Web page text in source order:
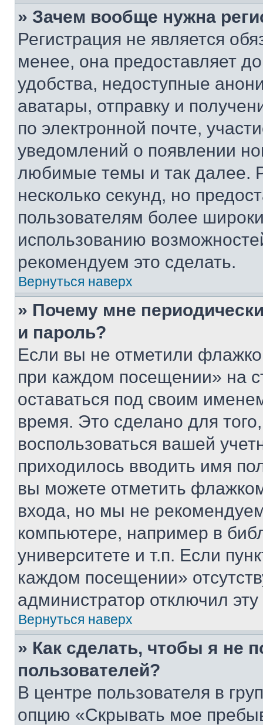
» Зачем вообще нужна
Регистрация не является
менее, она предоставляет
удобства, недоступные
аватары, отправку и
по электронной почте,
уведомлений о появлении
любимые темы и так далее.
несколько секунд, но
пользователям более
использованию
рекомендуем это сделать.
Вернуться наверх
» Почему мне
и пароль?
Если вы не отметили
при каждом посещении» на
оставаться под своим
время. Это сделано для
воспользоваться вашей
приходилось вводить имя
вы можете отметить
входа, но мы не
компьютере, например в
университете и т.п. Если
каждом посещении»
администратор отключил
Вернуться наверх
» Как сделать, чтобы я не
пользователей?
В центре пользователя в
опцию «Скрывать мое